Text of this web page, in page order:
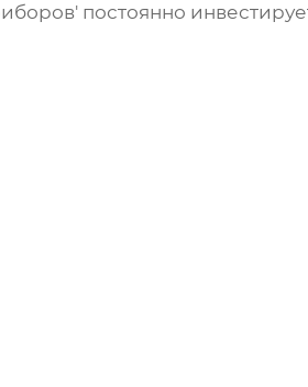
' постоянно